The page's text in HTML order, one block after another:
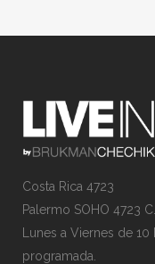
Costa Rica 4723
Palermo SOHO 4723
Lunes a Viernes de
programada.